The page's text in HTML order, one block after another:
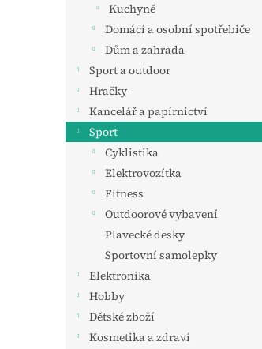
Kuchyně
Domácí a osobní spotřebiče
Dům a zahrada
Sport a outdoor
Hračky
Kancelář a papírnictví
Sport
Cyklistika
Elektrovozítka
Fitness
Outdoorové vybavení
Plavecké desky
Sportovní samolepky
Elektronika
Hobby
Dětské zboží
Kosmetika a zdraví